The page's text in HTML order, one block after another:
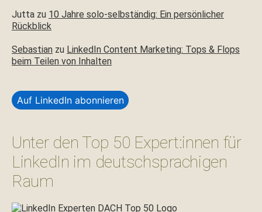
Jutta zu 10 Jahre solo-selbständig: Ein persönlicher
Rückblick
Sebastian zu LinkedIn Content Marketing: Tops & Flops
beim Teilen von Inhalten
Auf LinkedIn abonnieren
Unter den Top 50 Expert:innen für
LinkedIn im deutschsprachigen
Raum